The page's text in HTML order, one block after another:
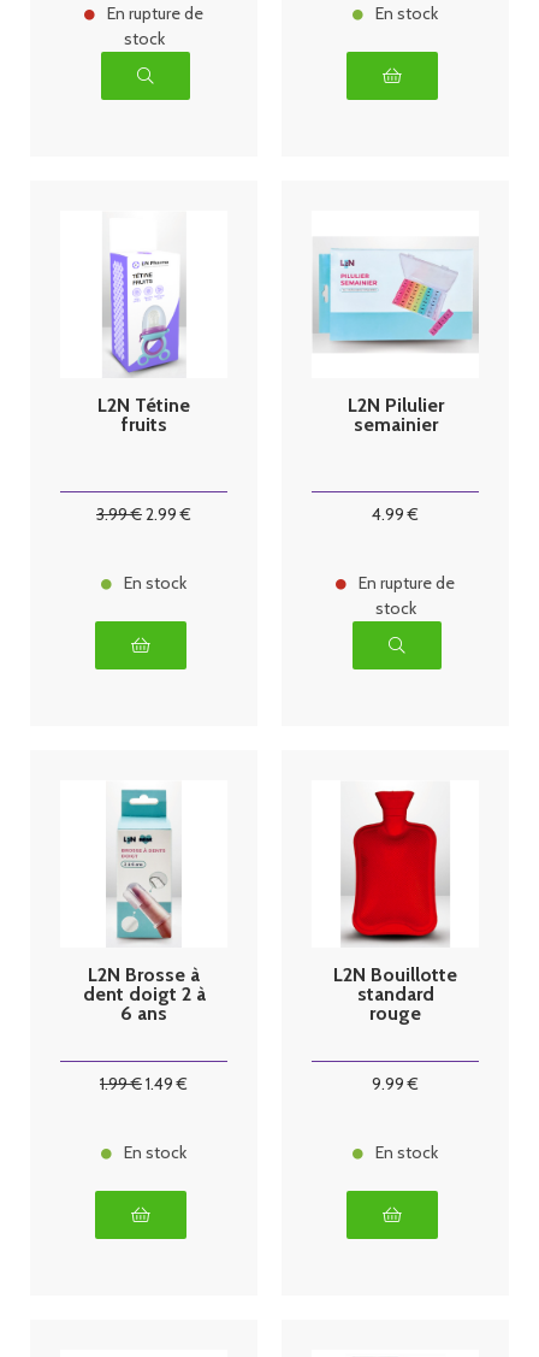
En rupture de
stock
En stock
L2N Tétine
fruits
3.99€2.99 €
En stock
L2N Pilulier
semainier
4.99 €
En rupture de
stock
L2N Brosse à
dent doigt 2 à
6 ans
1.99€1.49 €
En stock
L2N Bouillotte
standard
rouge
9.99 €
En stock